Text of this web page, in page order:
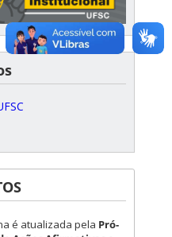
é atualizada pela Pró-